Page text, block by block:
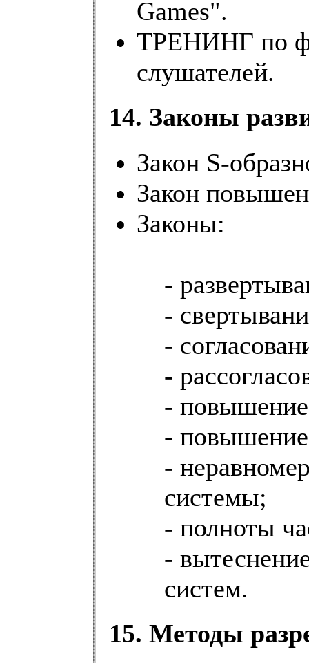
Games".
ТРЕНИНГ по
слушателей.
14. Законы
Закон S-
Закон
Законы:
-
-
-
-
-
-
-
системы;
- полноты
-
систем.
15. Методы